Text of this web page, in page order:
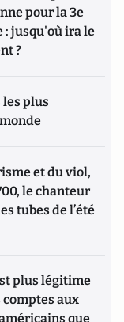
pour la 3e
: jusqu'où ira le
?
les plus
et du viol,
le chanteur
tubes de l’été
plus légitime
aux
que